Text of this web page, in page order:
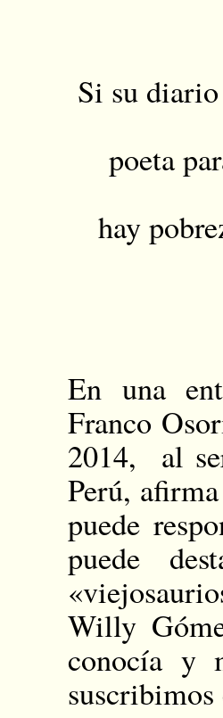
Si su
poeta
hay
En una
Franco
2014, al
Perú,
puede
puede
Willy
conocía y